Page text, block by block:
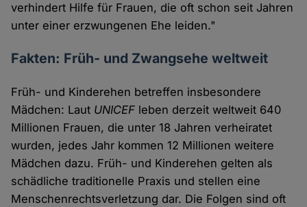
verhindert Hilfe für Frauen, die oft schon seit Jahren
unter einer erzwungenen Ehe leiden."
Fakten: Früh- und Zwangsehe weltweit
Früh- und Kinderehen betreffen insbesondere
Mädchen: Laut UNICEF leben derzeit weltweit 640
Millionen Frauen, die unter 18 Jahren verheiratet
wurden, jedes Jahr kommen 12 Millionen weitere
Mädchen dazu. Früh- und Kinderehen gelten als
schädliche traditionelle Praxis und stellen eine
Menschenrechtsverletzung dar. Die Folgen sind oft